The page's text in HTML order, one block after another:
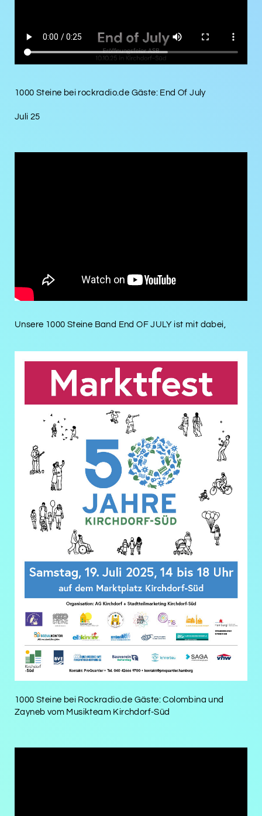
1000 Steine bei rockradio.de Gäste: End Of July
Juli 25
Unsere 1000 Steine Band End OF JULY ist mit dabei,
1000 Steine bei Rockradio.de Gäste: Colombina und
Zayneb vom Musikteam Kirchdorf-Süd